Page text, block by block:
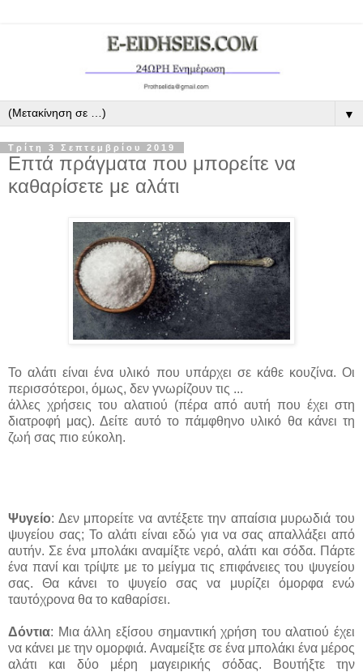
▼
Τρίτη 3 Σεπτεμβρίου 2019
Επτά πράγματα που μπορείτε να
καθαρίσετε με αλάτι
Το αλάτι είναι ένα υλικό που υπάρχει σε κάθε κουζίνα. Οι
περισσότεροι, όμως, δεν γνωρίζουν τις ...
άλλες χρήσεις του αλατιού (πέρα από αυτή που έχει στη
διατροφή μας). Δείτε αυτό το πάμφθηνο υλικό θα κάνει τη
ζωή σας πιο εύκολη.
Ψυγείο: Δεν μπορείτε να αντέξετε την απαίσια μυρωδιά του
ψυγείου σας; Το αλάτι είναι εδώ για να σας απαλλάξει από
αυτήν. Σε ένα μπολάκι αναμίξτε νερό, αλάτι και σόδα. Πάρτε
ένα πανί και τρίψτε με το μείγμα τις επιφάνειες του ψυγείου
σας. Θα κάνει το ψυγείο σας να μυρίζει όμορφα ενώ
ταυτόχρονα θα το καθαρίσει.
Δόντια: Μια άλλη εξίσου σημαντική χρήση του αλατιού έχει
να κάνει με την ομορφιά. Αναμείξτε σε ένα μπολάκι ένα μέρος
αλάτι και δύο μέρη μαγειρικής σόδας. Βουτήξτε την